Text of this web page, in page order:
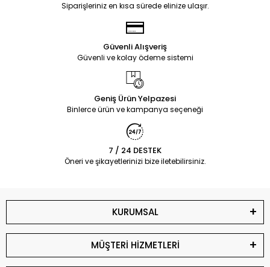
Siparişleriniz en kısa sürede elinize ulaşır.
Güvenli Alışveriş
Güvenli ve kolay ödeme sistemi
Geniş Ürün Yelpazesi
Binlerce ürün ve kampanya seçeneği
7 / 24 DESTEK
Öneri ve şikayetlerinizi bize iletebilirsiniz.
KURUMSAL
MÜŞTERİ HİZMETLERİ